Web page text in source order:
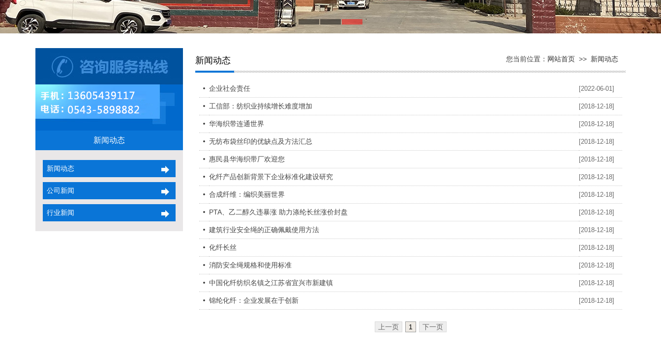
新闻动态
新闻动态
公司新闻
行业新闻
新闻动态 您当前位置： 网站首页 >> 新闻动态
企业社会责任 [2022-06-01]
工信部：纺织业持续增长难度增加 [2018-12-18]
华海织带连通世界 [2018-12-18]
无纺布袋丝印的优缺点及方法汇总 [2018-12-18]
惠民县华海织带厂欢迎您 [2018-12-18]
化纤产品创新背景下企业标准化建设研究 [2018-12-18]
合成纤维：编织美丽世界 [2018-12-18]
PTA、乙二醇久违暴涨 助力涤纶长丝涨价封盘 [2018-12-18]
建筑行业安全绳的正确佩戴使用方法 [2018-12-18]
化纤长丝 [2018-12-18]
消防安全绳规格和使用标准 [2018-12-18]
中国化纤纺织名镇之江苏省宜兴市新建镇 [2018-12-18]
锦纶化纤：企业发展在于创新 [2018-12-18]
上一页 1 下一页